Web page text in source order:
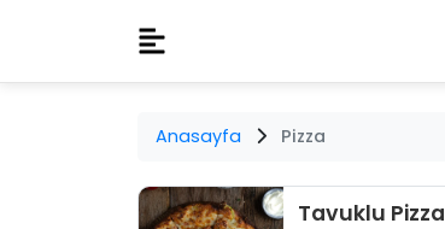
Anasayfa Pizza
Tavuklu Pizza